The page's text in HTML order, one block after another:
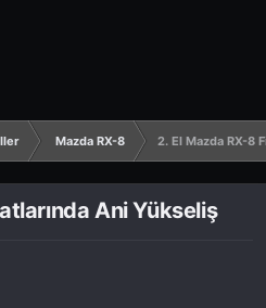
Mazda RX-8 2. El Mazda RX-8
Ani Yükseliş